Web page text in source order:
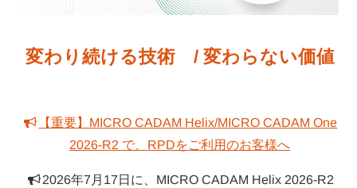
変わり続ける技術 / 変わらない価値
【重要】MICRO CADAM Helix/MICRO CADAM One
2026-R2 で、RPDをご利用のお客様へ
2026年7月17日に、MICRO CADAM Helix 2026-R2